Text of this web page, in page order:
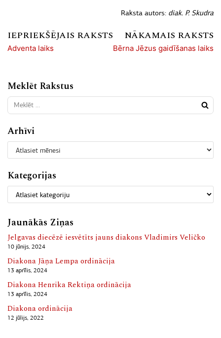
Raksta autors: diak. P. Skudra
IEPRIEKŠĒJAIS RAKSTS
Adventa laiks
NĀKAMAIS RAKSTS
Bērna Jēzus gaidīšanas laiks
Meklēt Rakstus
Arhīvi
Kategorijas
Jaunākās Ziņas
Jelgavas diecēzē iesvētīts jauns diakons Vladimirs Veličko
10 jūnijs, 2024
Diakona Jāņa Lempa ordinācija
13 aprīlis, 2024
Diakona Henrika Rektiņa ordinācija
13 aprīlis, 2024
Diakona ordinācija
12 jūlijs, 2022